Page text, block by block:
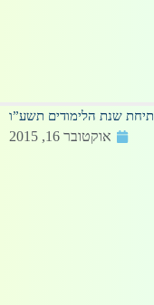
שנת הלימודים תשע”ו
אוקטובר 16, 2015